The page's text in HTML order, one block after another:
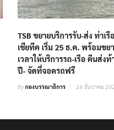
TSB ขยายบริการรับ-ส่ง ท่าเรื
เชียทีค เริ่ม 25 ธ.ค. พร้อมขย
เวลาให้บริการรถ-เรือ คืนส่งท้
ปี- จัดที่จอดรถฟรี
Byกองบรรณาธิการ 24 ธันวาคม